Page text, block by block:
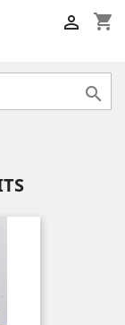
shopping_cart

